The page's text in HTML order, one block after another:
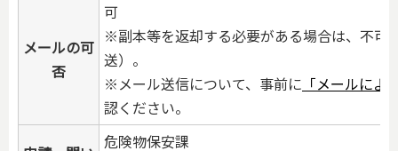
メールの可
否
可
※副本等を返却する必要がある場合は、不可
送）。
※メール送信について、事前に 「メールによ
認ください。
危険物保安課